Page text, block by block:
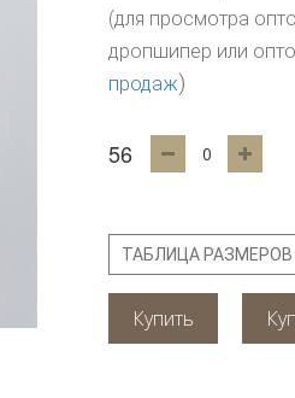
(для просмотра
дропшипер или
продаж)
56
ТАБЛИЦА РАЗМЕРОВ
Купить